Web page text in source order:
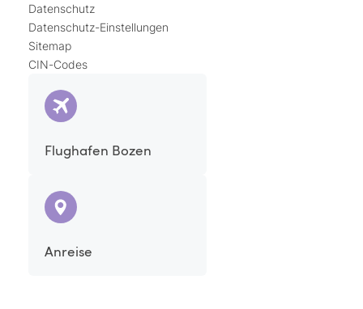
Datenschutz
Datenschutz-Einstellungen
Sitemap
CIN-Codes
Flughafen Bozen
Anreise